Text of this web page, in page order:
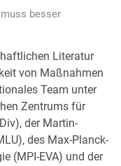
besser
Literatur
von Maßnahmen
Team unter
Zentrums für
der Martin-
des Max-Planck-
(MPI-EVA) und der